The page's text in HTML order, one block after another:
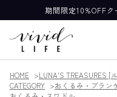
期間限定10%OFFク
HOME
LUNA'S TREASURES [
CATEGORY
おくるみ・ブラン